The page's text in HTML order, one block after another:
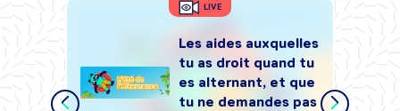
LIVE
Les aides auxquelles
tu as droit quand tu
es alternant, et que
tu ne demandes pas